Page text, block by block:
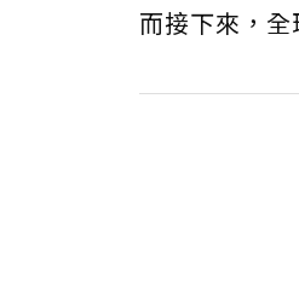
而接下來，